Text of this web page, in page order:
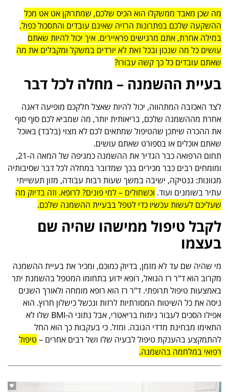
מה שכן מאבד ממשקלו הוא הכיס שלכם, שמתרוקן אט אט מכל
ההשקעה שלכם בפתרונות הרזיה שאינם עובדים והתסכול כפול.
במילה אחרת, אתם מרגישים פראיירים. איך יכול להיות שאתם
עושים כל מה שנכון ובכל זאת לא יורדים במשקל ומקבלים את מה
שאתם עובדים כל כך קשה עבורו?
בעיית ההשמנה – מחלה לכל דבר
לצד האכזבה המתהווה, יכול להיות שאצל חלקכם מופיעה דאגה
אחרת מההשמנה שלכם, בריאותית יותר, מה שמביא לכם סוף סוף
את ההכרה שיתכן שהטיפול שמתאים לכם לא מצוי (בלבד) באוכל
שאתם אוכלים או בספורט שאתם עושים.
תחום הרפואה כבר הגדיר את ההשמנה כמגיפה של המאה ה-21,
ומומחים רבים כבר מכירים בכך שמדובר במחלה לכל דבר שסיבותיה
מגוונות: גנטיקה, ישיבה במשך שעות רבות עבודה, מזון תעשייתי
עתיר בשומנים ועוד. וכשחולים – למי פונים? לרופא. וזה בדיוק מה
שעליכם לעשות עכשיו כדי לטפל בבעיית ההשמנה שלכם.
לקבל טיפול ממישהו שהיה שם
בעצמו
מי שהיה שם עד לא מזמן, בדיוק כמוכם, ומכיר את בעיית ההשמנה
מקרוב הוא ד"ר רז הגואל, רופא ידוע בתחומו המטפל בהשמנת יתר
באמצעות טיפול תרופתי. ד"ר רז הוא רופא מומחה ולאורך השנים
ניסה את כל השיטות המסורתיות לרזות ונכשל כישלון חרוץ. הוא
אפילו הסכים לעבור ניתוח בריאטרי, אבל נתוני ה-BMI שלו לא
התאימו מבחינת מדדי הגובה. ומזל. כי בעקבות כך הוא החל
להתמקצע בהענקת טיפול לבעיה שלו ושל רבים אחרים – טיפול
רפואי במלחמה בהשמנה.